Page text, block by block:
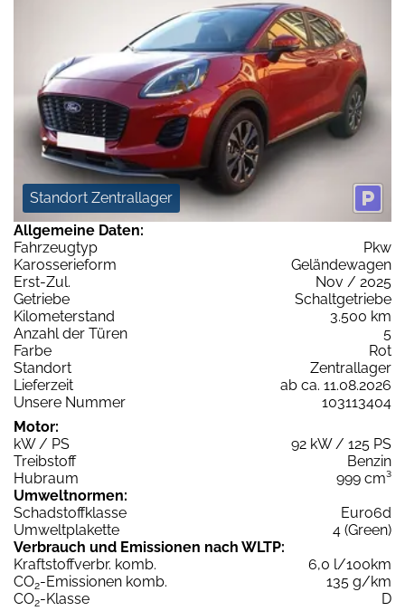
Standort Zentrallager
Allgemeine Daten:
Fahrzeugtyp
Pkw
Karosserieform
Geländewagen
Erst-Zul.
Nov / 2025
Getriebe
Schaltgetriebe
Kilometerstand
3.500 km
Anzahl der Türen
5
Farbe
Rot
Standort
Zentrallager
Lieferzeit
ab ca. 11.08.2026
Unsere Nummer
103113404
Motor:
kW / PS
92 kW / 125 PS
Treibstoff
Benzin
Hubraum
999 cm³
Umweltnormen:
Schadstoffklasse
Euro6d
Umweltplakette
4 (Green)
Verbrauch und Emissionen nach WLTP:
Kraftstoffverbr. komb.
6,0 l/100km
CO2-Emissionen komb.
135 g/km
CO2-Klasse
D